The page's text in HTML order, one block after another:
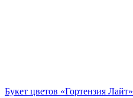
Букет цветов «Гортензия Лайт»